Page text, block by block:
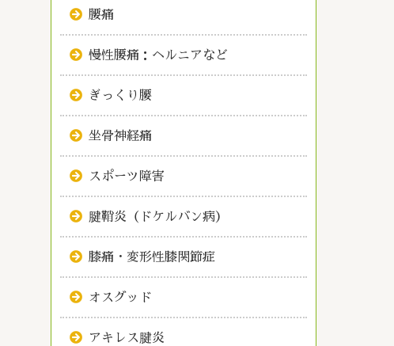
腰痛
慢性腰痛：ヘルニアなど
ぎっくり腰
坐骨神経痛
スポーツ障害
腱鞘炎（ドケルバン病）
膝痛・変形性膝関節症
オスグッド
アキレス腱炎